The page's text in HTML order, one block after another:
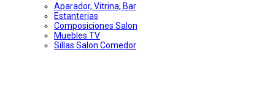
Aparador, Vitrina, Bar
Estanterias
Composiciones Salon
Muebles TV
Sillas Salon Comedor